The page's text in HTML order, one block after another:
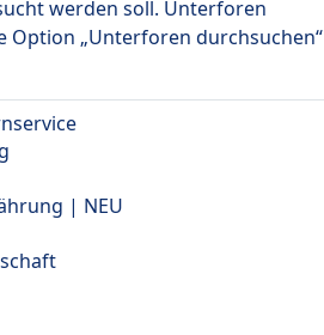
werden soll. Unterforen
„Unterforen durchsuchen“